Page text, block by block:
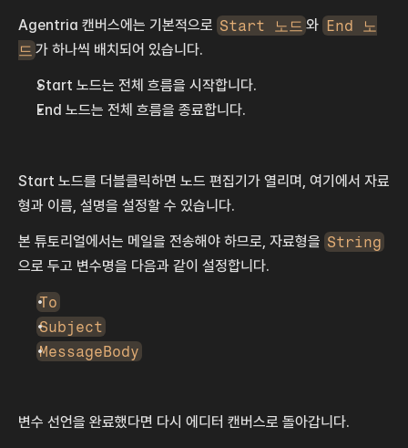
Agentria 캔버스에는 기본적으로 Start 노드 와 End 노
드 가 하나씩 배치되어 있습니다.
Start 노드는 전체 흐름을 시작합니다.
End 노드는 전체 흐름을 종료합니다.
Start 노드를 더블클릭하면 노드 편집기가 열리며, 여기에서 자료
형과 이름, 설명을 설정할 수 있습니다.
본 튜토리얼에서는 메일을 전송해야 하므로, 자료형을 String
으로 두고 변수명을 다음과 같이 설정합니다.
To
Subject
MessageBody
변수 선언을 완료했다면 다시 에디터 캔버스로 돌아갑니다.